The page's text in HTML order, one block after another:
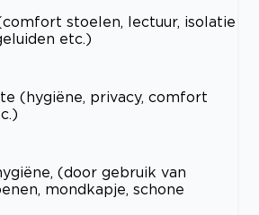
stoelen, lectuur, isolatie
etc.)
(hygiëne, privacy, comfort
(door gebruik van
mondkapje, schone